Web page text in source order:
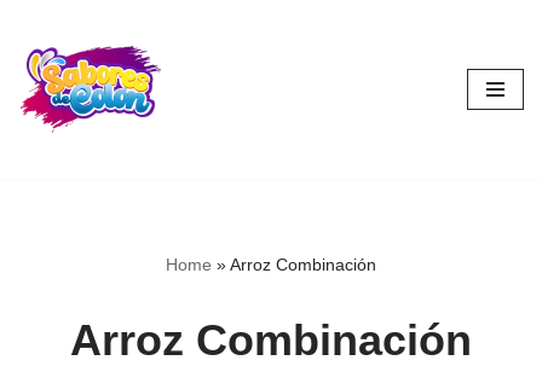
Skip
to
content
Home »Arroz Combinación
Arroz Combinación